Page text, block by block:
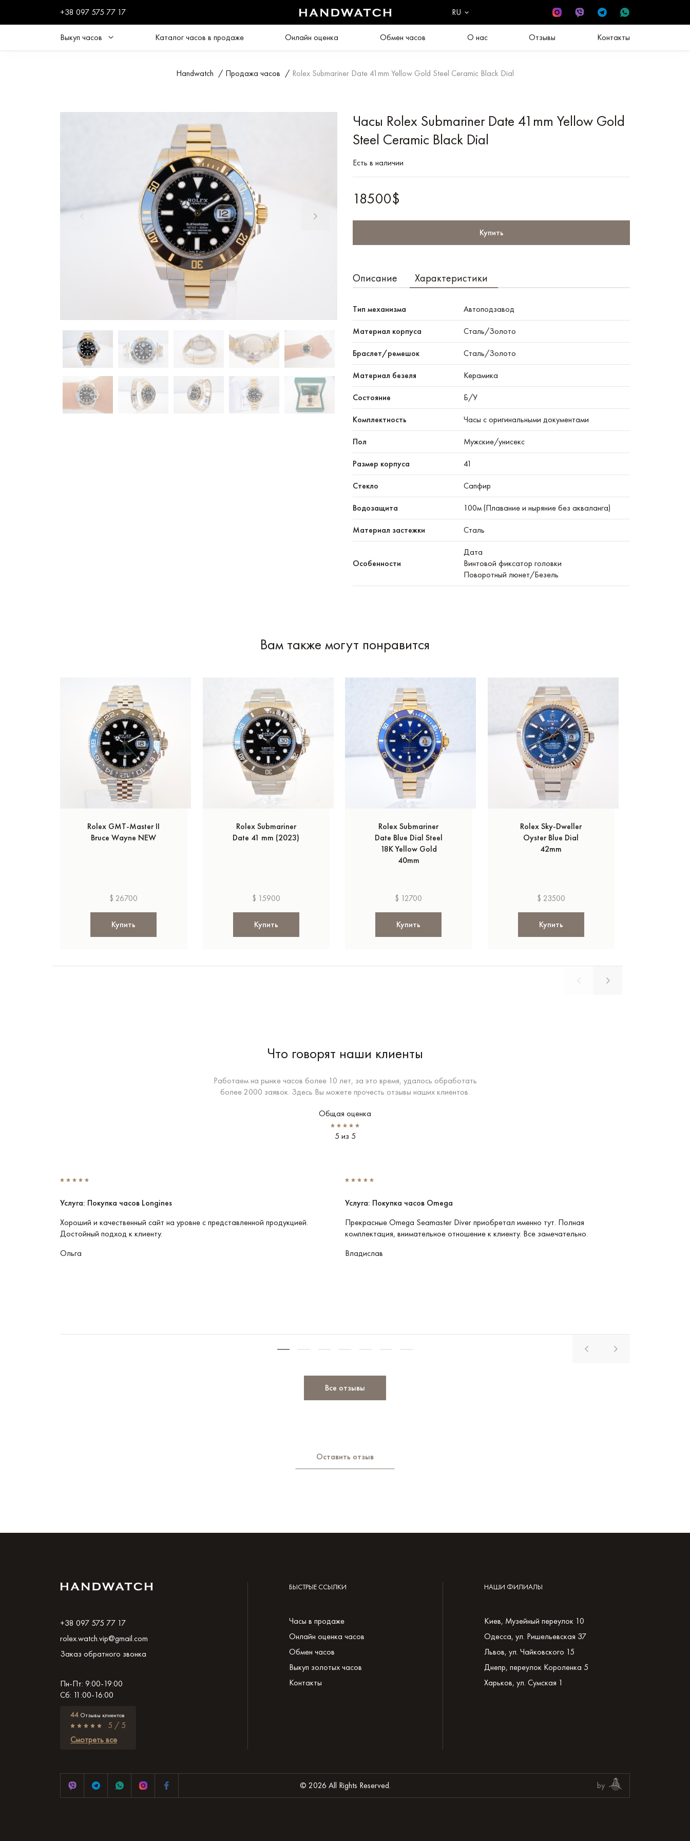
+38 097 575 77 17 RU
Выкуп часов Каталог часов в продаже Онлайн оценка Обмен часов О нас Отзывы Контакты
Handwatch / Продажа часов / Rolex Submariner Date 41mm Yellow Gold Steel Ceramic Black Dial
Часы Rolex Submariner Date 41mm Yellow Gold
Steel Ceramic Black Dial
Есть в наличии
18500$
Купить
Описание Характеристики
Тип механизма Автоподзавод
Материал корпуса Сталь/Золото
Браслет/ремешок Сталь/Золото
Материал безеля Керамика
Состояние Б/У
Комплектность Часы с оригинальными документами
Пол Мужские/унисекс
Размер корпуса 41
Стекло Сапфир
Водозащита 100м (Плавание и ныряние без акваланга)
Материал застежки Сталь
Особенности
Дата
Винтовой фиксатор головки
Поворотный люнет/Безель
Вам также могут понравится
Rolex GMT-Master II
Bruce Wayne NEW
$ 26700
Купить
Rolex Submariner
Date 41 mm (2023)
$ 15900
Купить
Rolex Submariner
Date Blue Dial Steel
18K Yellow Gold
40mm
$ 12700
Купить
Rolex Sky-Dweller
Oyster Blue Dial
42mm
$ 23500
Купить
Что говорят наши клиенты
Работаем на рынке часов более 10 лет, за это время, удалось обработать
более 2000 заявок. Здесь Вы можете прочесть отзывы наших клиентов.
Общая оценка
5 из 5
Услуга: Покупка часов Longines
Хороший и качественный сайт на уровне с представленной продукцией.
Достойный подход к клиенту.
Ольга
Услуга: Покупка часов Omega
Прекрасные Omega Seamaster Diver приобретал именно тут. Полная
комплектация, внимательное отношение к клиенту. Все замечательно.
Владислав
Все отзывы
Оставить отзыв
+38 097 575 77 17
rolex.watch.vip@gmail.com
Заказ обратного звонка
Пн-Пт: 9:00-19:00
Сб: 11:00-16:00
44 Отзывы клиентов
5 / 5
Смотреть все
БЫСТРЫЕ ССЫЛКИ
Часы в продаже
Онлайн оценка часов
Обмен часов
Выкуп золотых часов
Контакты
НАШИ ФИЛИАЛЫ
Киев, Музейный переулок 10
Одесса, ул. Ришельевская 37
Львов, ул. Чайковского 15
Днепр, переулок Короленка 5
Харьков, ул. Сумская 1
© 2026 All Rights Reserved. by